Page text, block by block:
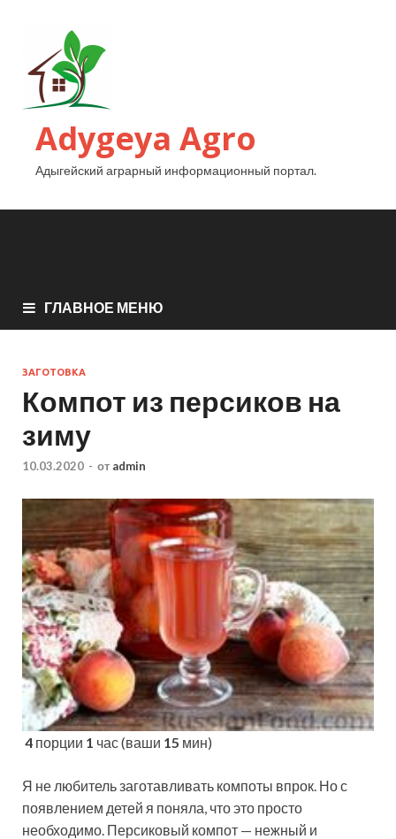
Adygeya Agro
Адыгейский аграрный информационный портал.
ГЛАВНОЕ МЕНЮ
ЗАГОТОВКА
Компот из персиков на
зиму
10.03.2020 - от admin
4 порции 1 час (ваши 15 мин)
Я не любитель заготавливать компоты впрок. Но с
появлением детей я поняла, что это просто
необходимо. Персиковый компот — нежный и